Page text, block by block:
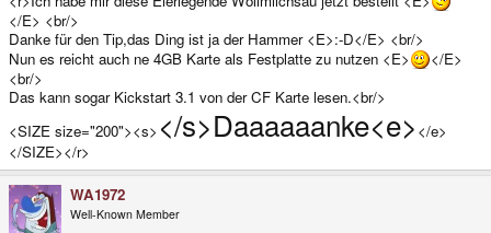
</E> <br/>
Danke für den Tip,das Ding ist ja der Hammer <E>:-D</E> <br/>
Nun es reicht auch ne 4GB Karte als Festplatte zu nutzen <E>
</E>
<br/>
Das kann sogar Kickstart 3.1 von der CF Karte lesen.<br/>
<SIZE size="200"><s> </s>Daaaaaanke<e> </e>
</SIZE></r>
WA1972
Well-Known Member